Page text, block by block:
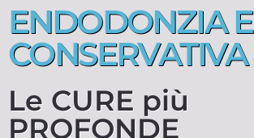
ENDODONZIA E
CONSERVATIVA
Le CURE più
PROFONDE